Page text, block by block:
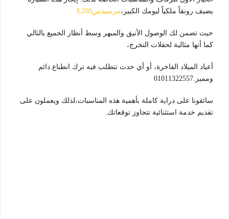
يضيف رونقاً ملكياً ليومك الكبير،مرسيدسE200
حيث تضمن لك الوصول الأنيق والمبهر وسط أنظار الجميع.بالتالي
كما أنها مثالية لحفلات التخرج،
أعياد الميلاد الفاخرة، أو أي حدث تتطلب فيه ترك انطباع دائم
ومميز.01011322557
سائقونا على دراية كاملة بأهمية هذه المناسبات،لذلك ويعملون على
تقديم خدمة استثنائية تتجاوز توقعاتك.